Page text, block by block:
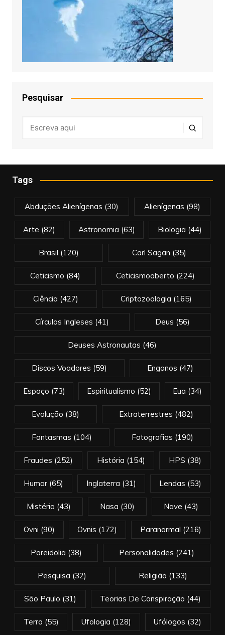
Pesquisar
Tags
Abduções Alienígenas (30) Alienígenas (98)
Arte (82) Astronomia (63) Biologia (44)
Brasil (120) Carl Sagan (35)
Ceticismo (84) Ceticismoaberto (224)
Ciência (427) Criptozoologia (165)
Círculos Ingleses (41) Deus (56)
Deuses Astronautas (46)
Discos Voadores (59) Enganos (47)
Espaço (73) Espiritualismo (52) Eua (34)
Evolução (38) Extraterrestres (482)
Fantasmas (104) Fotografias (190)
Fraudes (252) História (154) HPS (38)
Humor(65) Inglaterra (31) Lendas (53)
Mistério (43) Nasa (30) Nave (43)
Ovni (90) Ovnis (172) Paranormal (216)
Pareidolia (38) Personalidades (241)
Pesquisa (32) Religião (133)
São Paulo (31) Teorias De Conspiração (44)
Terra (55) Ufologia (128) Ufólogos (32)